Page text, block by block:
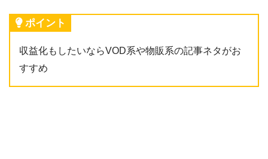
ポイント
収益化もしたいならVOD系や物販系の記事ネタがお
すすめ